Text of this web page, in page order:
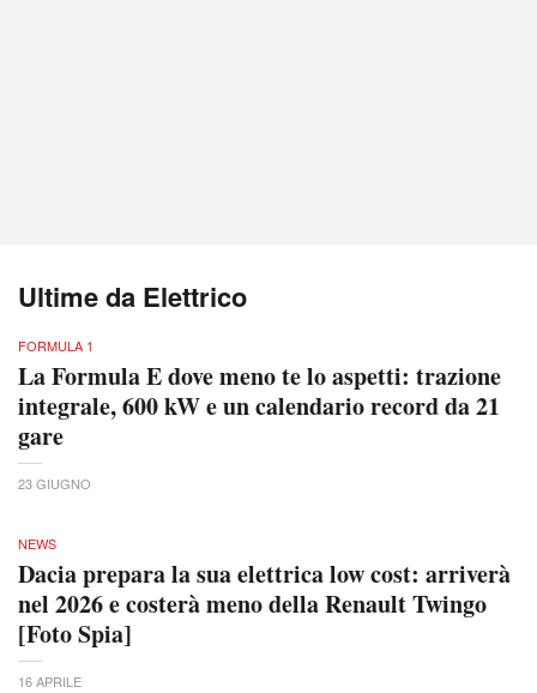
Ultime da Elettrico
FORMULA 1
La Formula E dove meno te lo aspetti: trazione
integrale, 600 kW e un calendario record da 21
gare
23 GIUGNO
NEWS
Dacia prepara la sua elettrica low cost: arriverà
nel 2026 e costerà meno della Renault Twingo
[Foto Spia]
16 APRILE